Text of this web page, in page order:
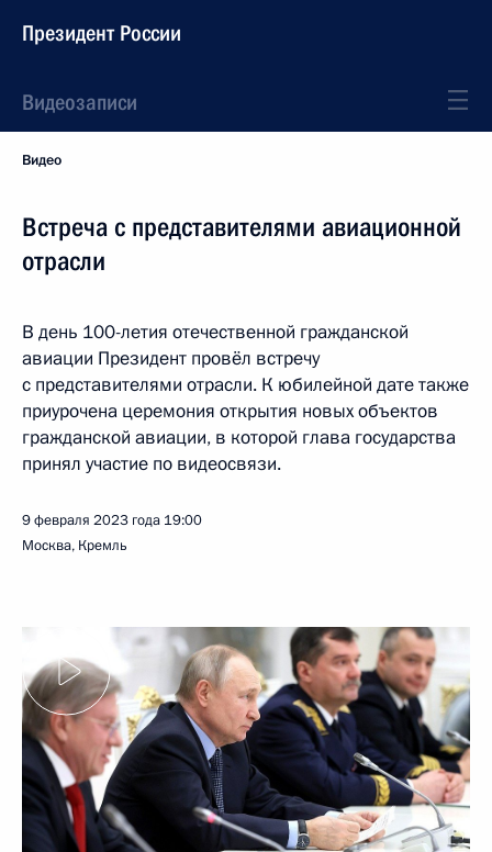
Президент России
Видеозаписи
Видео
Встреча с представителями авиационной
отрасли
В день 100-летия отечественной гражданской
авиации Президент провёл встречу
с представителями отрасли. К юбилейной дате также
приурочена церемония открытия новых объектов
гражданской авиации, в которой глава государства
принял участие по видеосвязи.
9 февраля 2023 года 19:00
Москва, Кремль